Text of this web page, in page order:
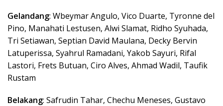
Gelandang: Wbeymar Angulo, Vico Duarte, Tyronne del
Pino, Manahati Lestusen, Alwi Slamat, Ridho Syuhada,
Tri Setiawan, Septian David Maulana, Decky Bervin
Latuperissa, Syahrul Ramadani, Yakob Sayuri, Rifal
Lastori, Frets Butuan, Ciro Alves, Ahmad Wadil, Taufik
Rustam
Belakang: Safrudin Tahar, Chechu Meneses, Gustavo